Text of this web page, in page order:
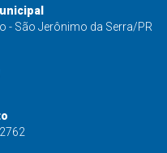
- São Jerônimo da Serra/PR